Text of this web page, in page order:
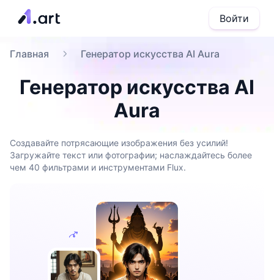
Войти
Главная Генератор искусства AI Aura
Генератор искусства AI
Aura
Создавайте потрясающие изображения без усилий!
Загружайте текст или фотографии; наслаждайтесь более
чем 40 фильтрами и инструментами Flux.